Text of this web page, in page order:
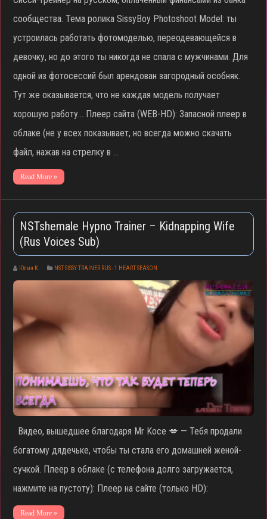
сообщества. Тема ролика SissyBoy Photoshoot Model: ты
устроилась работать фотомоделью, переодевающейся в
девочку, но до этого ты никогда не спала с мужчинами. Для
одной из фотосессий был арендован загородный особняк.
Тут же оказывается, что не каждая модель получает
хорошую работу… Плеер сайта (WEB-HD): Запасной плеер в
облаке (не у всех показывает, но всегда можно скачать
файл, нажав на стрелку в …
Read More »
NSTshemale Hypno Trainer – Kidnapping Wife
(Rus Voices Sub)
Юлия К. NST SISSY TRAINER RUS - 1 HEART SEASON
Видео, вышедшее благодаря Mr Koce 💋 — Тебя продали
богатому дядечьке, чтобы ты стала его домашней женой-
сучкой. Плеер в облаке (с телефона долго загружается,
нажмите на пустоту): Плеер на сайте (только HD):
Read More »